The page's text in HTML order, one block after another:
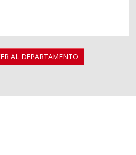
AL DEPARTAMENTO